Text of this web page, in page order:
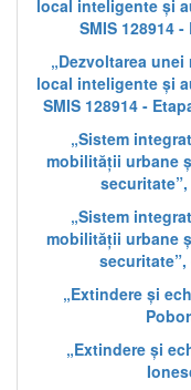
local inteligente și
SMIS 128914
„Dezvoltarea
local inteligente și
SMIS 128914 -
„Sistem
mobilității urbane
securitate”,
„Sistem
mobilității urbane
securitate”,
„Extindere și
„Extindere și